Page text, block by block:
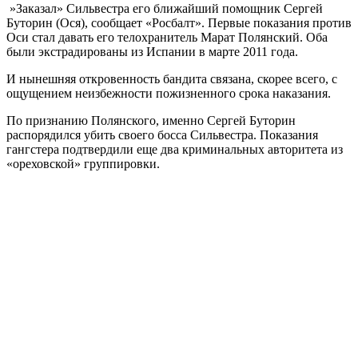
»Заказал» Сильвестра его ближайший помощник Сергей
Буторин (Ося), сообщает «Росбалт». Первые показания против
Оси стал давать его телохранитель Марат Полянский. Оба
были экстрадированы из Испании в марте 2011 года.
И нынешняя откровенность бандита связана, скорее всего, с
ощущением неизбежности пожизненного срока наказания.
По признанию Полянского, именно Сергей Буторин
распорядился убить своего босса Сильвестра. Показания
гангстера подтвердили еще два криминальных авторитета из
«ореховской» группировки.